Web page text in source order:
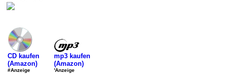
CD kaufen
(Amazon)
#Anzeige
mp3 kaufen
(Amazon)
'Anzeige